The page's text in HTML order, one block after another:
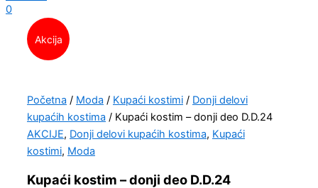
0
Akcija
Početna / Moda / Kupaći kostimi / Donji delovi
kupaćih kostima / Kupaći kostim – donji deo D.D.24
AKCIJE, Donji delovi kupaćih kostima, Kupaći
kostimi, Moda
Kupaći kostim – donji deo D.D.24